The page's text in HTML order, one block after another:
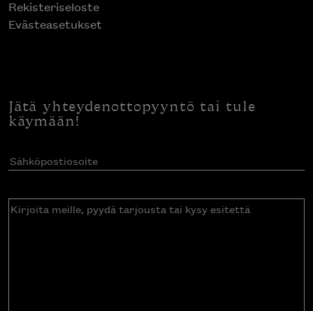
Rekisteriseloste
Evästeasetukset
Jätä yhteydenottopyyntö tai tule
käymään!
Sähköpostiosoite(Pakollinen)
Kirjoita